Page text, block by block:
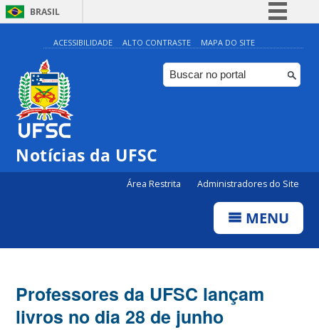
BRASIL
Simplifique!
Comunica BR
Participe
ACESSIBILIDADE ALTO CONTRASTE MAPA DO SITE
Notícias da UFSC
Área Restrita Administradores do Site
MENU
Professores da UFSC lançam
livros no dia 28 de junho